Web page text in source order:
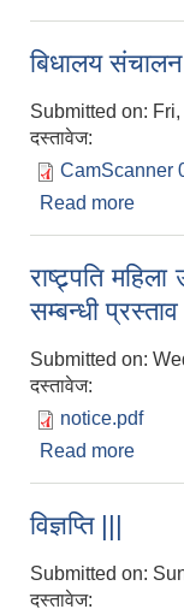
बिधालय
Submitted on:
दस्तावेज:
CamScanner
Read more
राष्ट्र्पति
सम्बन्धी
Submitted on:
दस्तावेज:
notice.pdf
Read more
विज्ञप्ति |||
Submitted on:
दस्तावेज: